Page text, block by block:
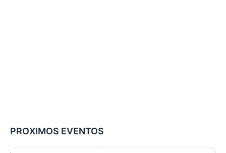
PROXIMOS EVENTOS